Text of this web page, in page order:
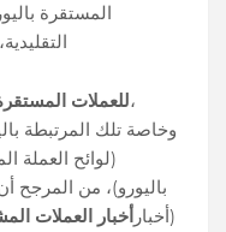
المستقرة
للعملات،
وخاصة تلك المرتبطة
(لوائح العملة
باليورو)، من المرجح
أخبار العملات (أخبار